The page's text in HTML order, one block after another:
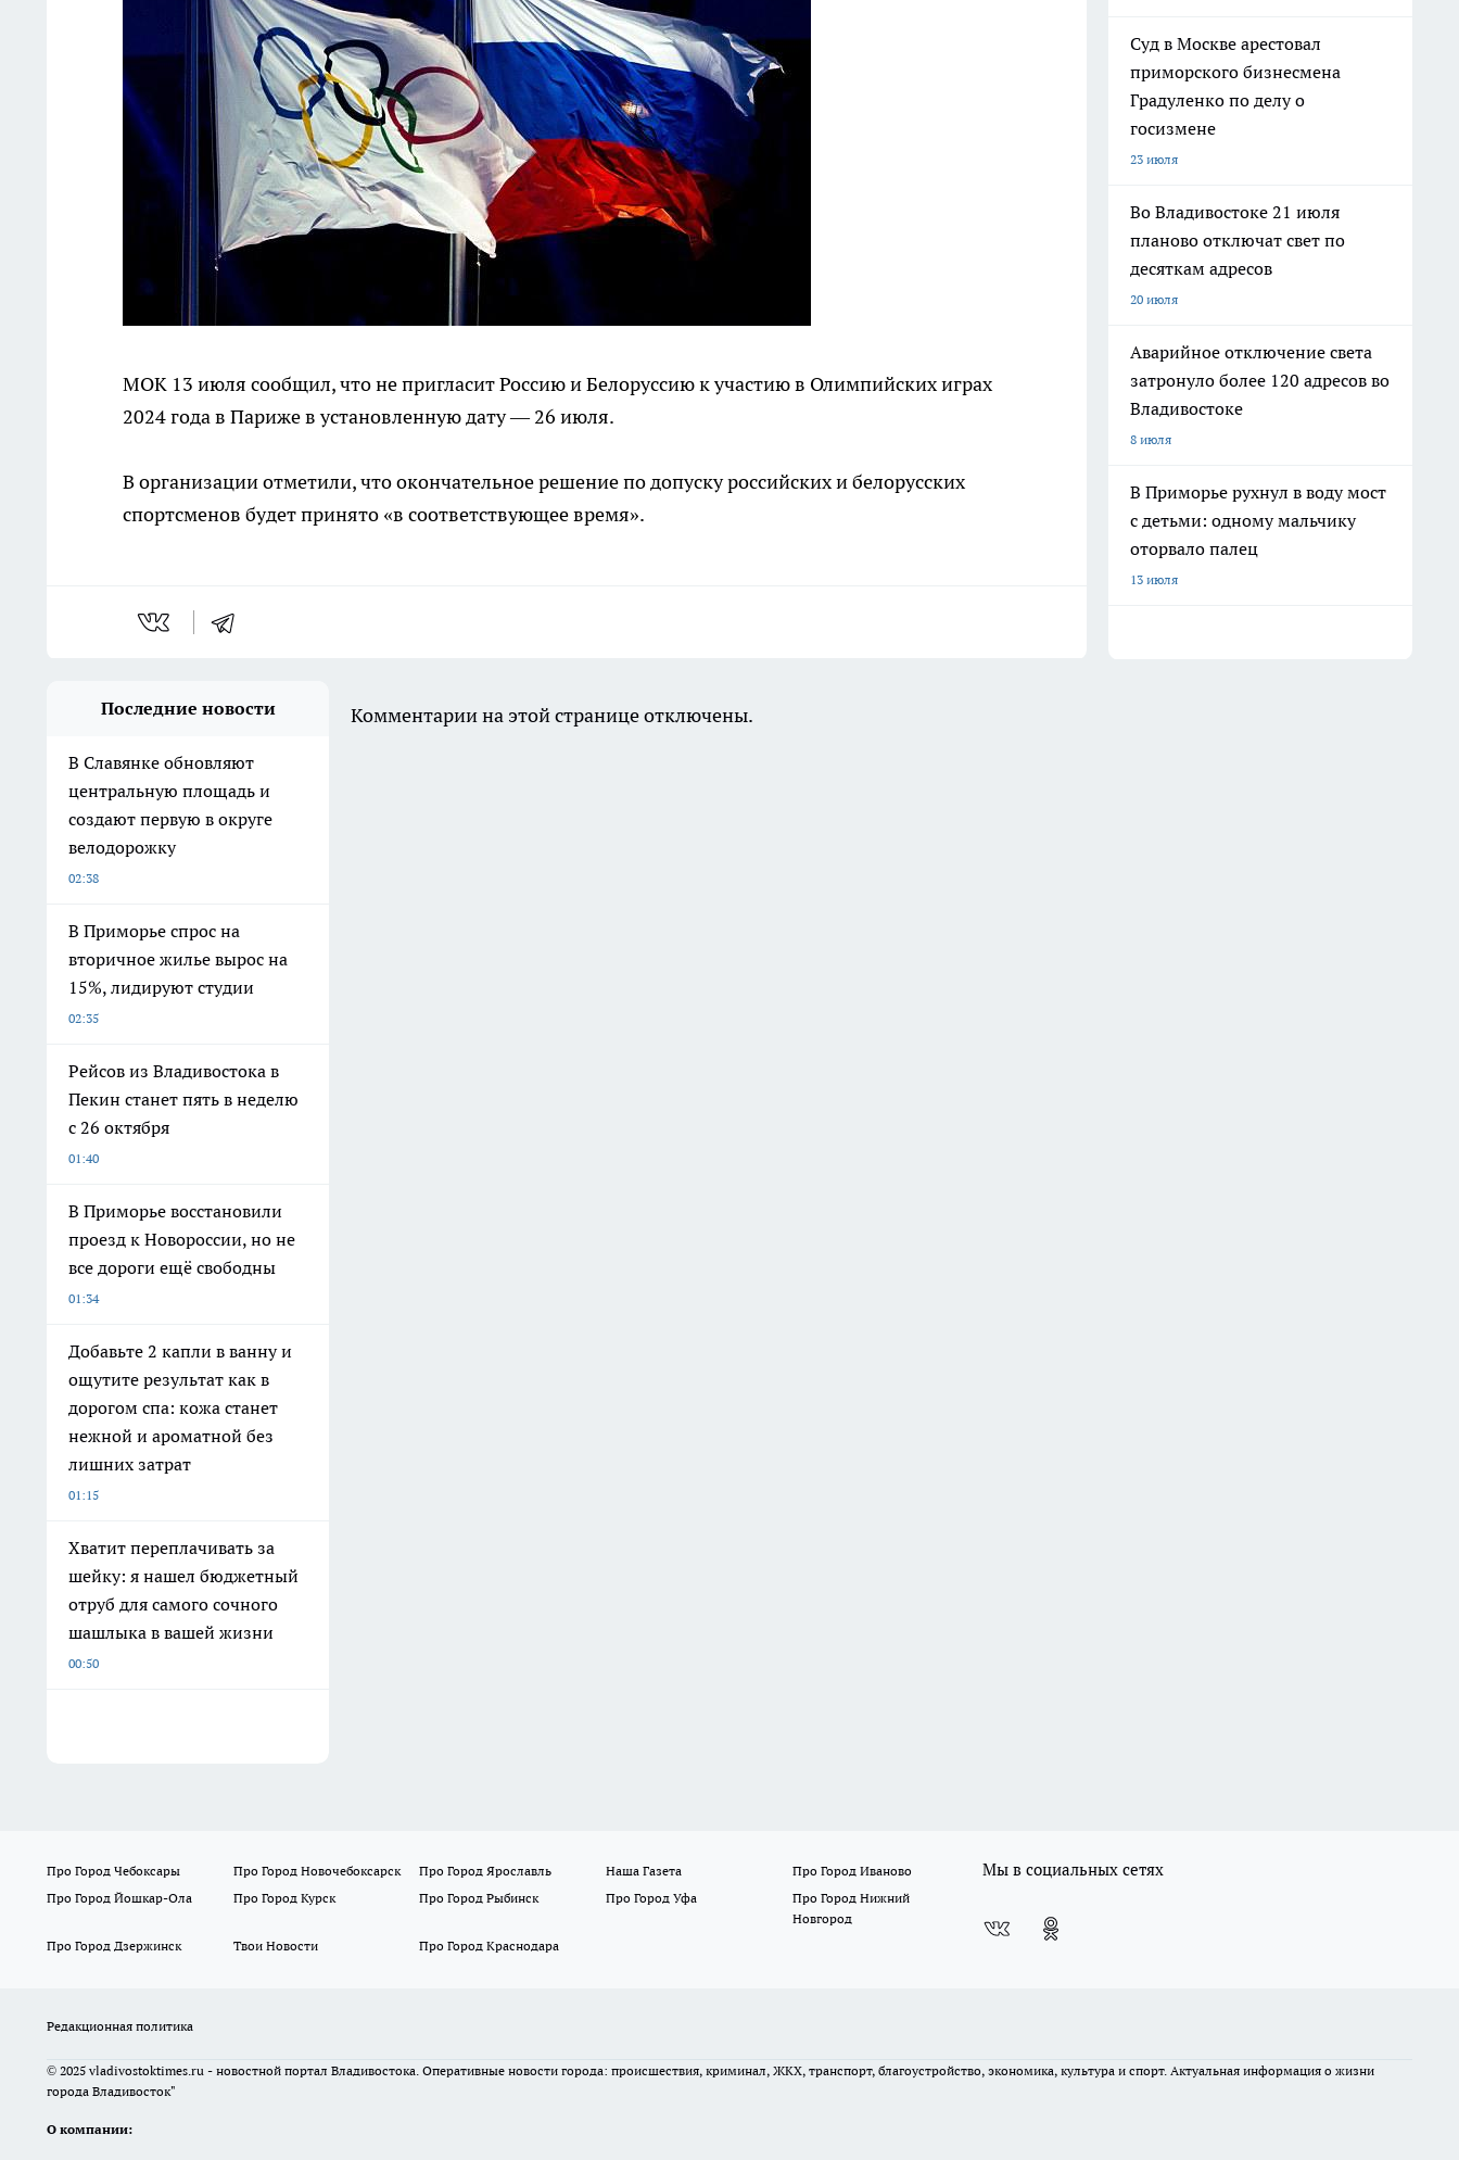
МОК 13 июля сообщил, что не пригласит Россию и Белоруссию к участию в Олимпийских играх
2024 года в Париже в установленную дату — 26 июля.
В организации отметили, что окончательное решение по допуску российских и белорусских
спортсменов будет принято «в соответствующее время».
Суд в Москве арестовал
приморского бизнесмена
Градуленко по делу о
госизмене
23 июля
Во Владивостоке 21 июля
планово отключат свет по
десяткам адресов
20 июля
Аварийное отключение света
затронуло более 120 адресов во
Владивостоке
8 июля
В Приморье рухнул в воду мост
с детьми: одному мальчику
оторвало палец
13 июля
Последние новости
В Славянке обновляют
центральную площадь и
создают первую в округе
велодорожку
02:38
В Приморье спрос на
вторичное жилье вырос на
15%, лидируют студии
02:35
Рейсов из Владивостока в
Пекин станет пять в неделю
с 26 октября
01:40
В Приморье восстановили
проезд к Новороссии, но не
все дороги ещё свободны
01:34
Добавьте 2 капли в ванну и
ощутите результат как в
дорогом спа: кожа станет
нежной и ароматной без
лишних затрат
01:15
Хватит переплачивать за
шейку: я нашел бюджетный
отруб для самого сочного
шашлыка в вашей жизни
00:50
Комментарии на этой странице отключены.
Про Город Чебоксары Про Город Новочебоксарск Про Город Ярославль Наша Газета
Про Город Иваново
Про Город Йошкар-Ола
Про Город Курск Про Город Рыбинск Про Город Уфа
Про Город Нижний
Новгород
Про Город Дзержинск
Твои Новости Про Город Краснодара
Мы в социальных сетях
Редакционная политика
© 2025 vladivostoktimes.ru - новостной портал Владивостока. Оперативные новости города: происшествия, криминал, ЖКХ, транспорт, благоустройство, экономика, культура и спорт. Актуальная информация о жизни
города Владивосток"
О компании: